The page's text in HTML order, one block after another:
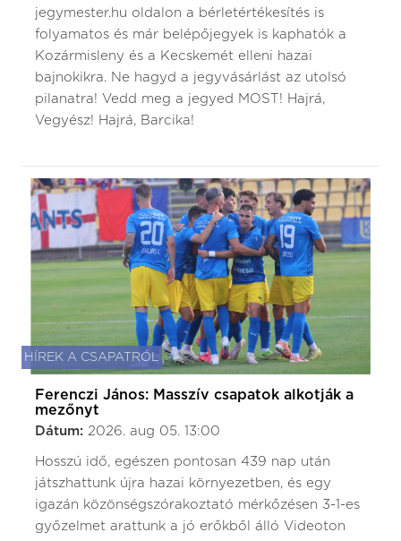
jegymester.hu oldalon a bérletértékesítés is
folyamatos és már belépőjegyek is kaphatók a
Kozármisleny és a Kecskemét elleni hazai
bajnokikra. Ne hagyd a jegyvásárlást az utolsó
pilanatra! Vedd meg a jegyed MOST! Hajrá,
Vegyész! Hajrá, Barcika!
HÍREK A CSAPATRÓL
Ferenczi János: Masszív csapatok alkotják a
mezőnyt
Dátum: 2026. aug 05. 13:00
Hosszú idő, egészen pontosan 439 nap után
játszhattunk újra hazai környezetben, és egy
igazán közönségszórakoztató mérkőzésen 3-1-es
győzelmet arattunk a jó erőkből álló Videoton